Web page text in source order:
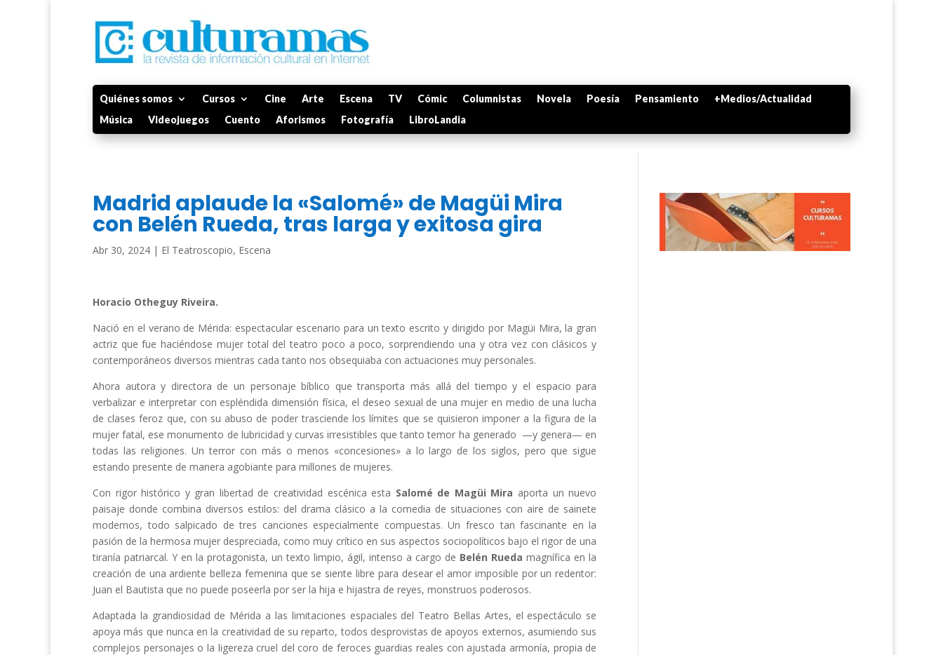
Quiénes somos Cursos Cine Arte Escena TV Cómic Columnistas Novela Poesía Pensamiento
+Medios/Actualidad
Música
Videojuegos Cuento Aforismos Fotografía LibroLandia
Madrid aplaude la «Salomé» de Magüi Mira
con Belén Rueda, tras larga y exitosa gira
Abr 30, 2024 | El Teatroscopio, Escena
Horacio Otheguy Riveira.
Nació en el verano de Mérida: espectacular escenario para un texto escrito y dirigido por Magüi Mira, la gran
actriz que fue haciéndose mujer total del teatro poco a poco, sorprendiendo una y otra vez con clásicos y
contemporáneos diversos mientras cada tanto nos obsequiaba con actuaciones muy personales.
Ahora autora y directora de un personaje bíblico que transporta más allá del tiempo y el espacio para
verbalizar e interpretar con espléndida dimensión física, el deseo sexual de una mujer en medio de una lucha
de clases feroz que, con su abuso de poder trasciende los límites que se quisieron imponer a la figura de la
mujer fatal, ese monumento de lubricidad y curvas irresistibles que tanto temor ha generado —y genera— en
todas las religiones. Un terror con más o menos «concesiones» a lo largo de los siglos, pero que sigue
estando presente de manera agobiante para millones de mujeres.
Con rigor histórico y gran libertad de creatividad escénica esta Salomé de Magüi Mira aporta un nuevo
paisaje donde combina diversos estilos: del drama clásico a la comedia de situaciones con aire de sainete
modernos, todo salpicado de tres canciones especialmente compuestas. Un fresco tan fascinante en la
pasión de la hermosa mujer despreciada, como muy crítico en sus aspectos sociopolíticos bajo el rigor de una
tiranía patriarcal. Y en la protagonista, un texto limpio, ágil, intenso a cargo de Belén Rueda magnífica en la
creación de una ardiente belleza femenina que se siente libre para desear el amor imposible por un redentor:
Juan el Bautista que no puede poseerla por ser la hija e hijastra de reyes, monstruos poderosos.
Adaptada la grandiosidad de Mérida a las limitaciones espaciales del Teatro Bellas Artes, el espectáculo se
apoya más que nunca en la creatividad de su reparto, todos desprovistas de apoyos externos, asumiendo sus
complejos personajes o la ligereza cruel del coro de feroces guardias reales con ajustada armonía, propia de